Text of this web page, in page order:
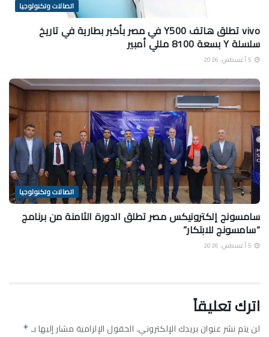
اتصالات وتكنولوجيا
vivo تطلق هاتف Y500 في مصر بأكبر بطارية في تاريخ
سلسلة Y بسعة 8100 مللي أمبير
اتصالات وتكنولوجيا
سامسونج إلكترونيكس مصر تطلق الدورة الثامنة من برنامج
“سامسونج للابتكار”
اترك تعليقاً
لن يتم نشر عنوان بريدك الإلكتروني.الحقول الإلزامية مشار إليها بـ *